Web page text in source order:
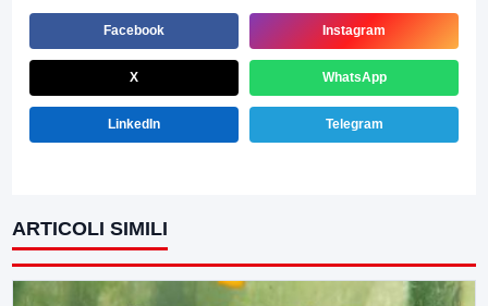
Facebook Instagram
X WhatsApp
LinkedIn Telegram
ARTICOLI SIMILI